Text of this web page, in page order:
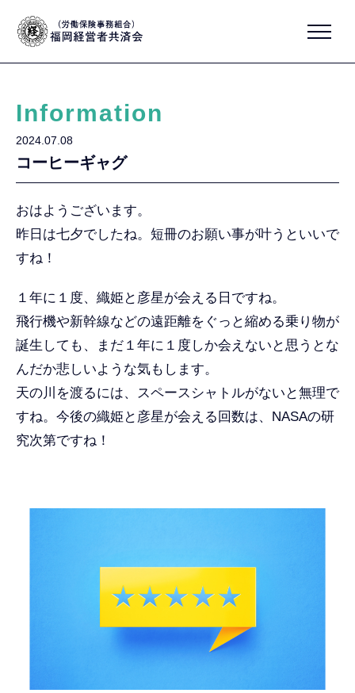
Information
2024.07.08
コーヒーギャグ
おはようございます。
昨日は七夕でしたね。短冊のお願い事が叶うといいで
すね！
１年に１度、織姫と彦星が会える日ですね。
飛行機や新幹線などの遠距離をぐっと縮める乗り物が
誕生しても、まだ１年に１度しか会えないと思うとな
んだか悲しいような気もします。
天の川を渡るには、スペースシャトルがないと無理で
すね。今後の織姫と彦星が会える回数は、NASAの研
究次第ですね！